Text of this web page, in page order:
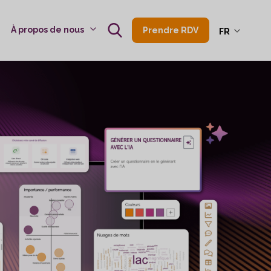
À propos de nous Prendre RDV FR